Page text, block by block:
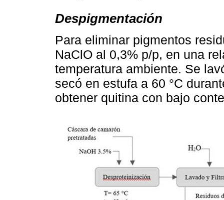
Despigmentación
Para eliminar pigmentos
NaClO al 0,3% p/p, en una
temperatura ambiente. Se
secó en estufa a 60 °C
obtener quitina con bajo